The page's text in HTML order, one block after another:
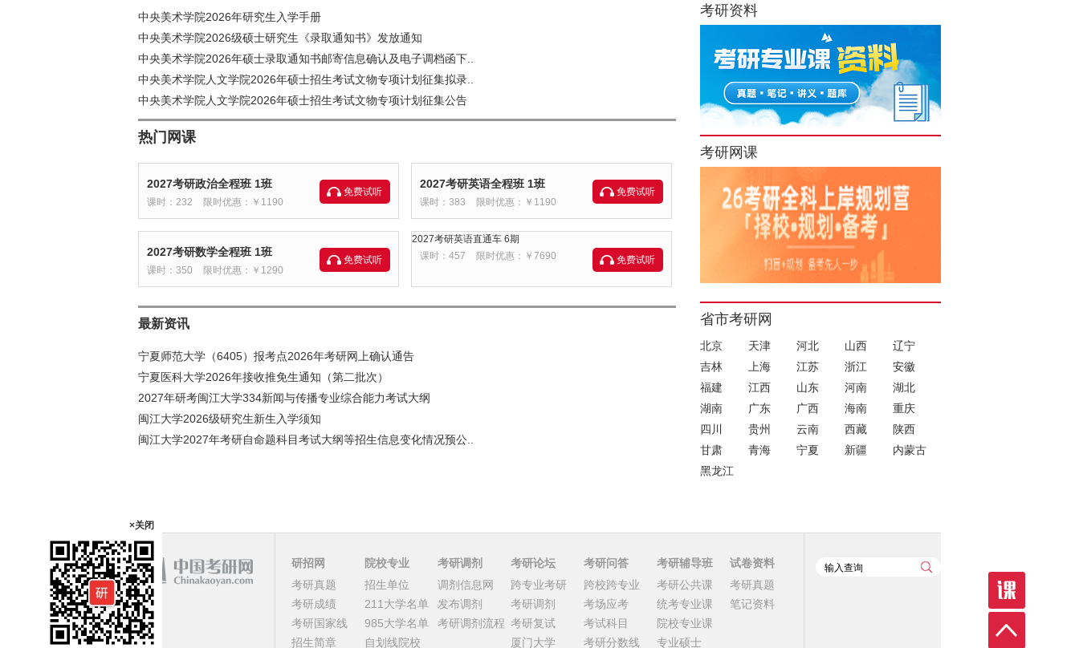
中央美术学院2026年研究生入学手册
中央美术学院2026级硕士研究生《录取通知书》发放通知
中央美术学院2026年硕士录取通知书邮寄信息确认及电子调档函下..
中央美术学院人文学院2026年硕士招生考试文物专项计划征集拟录..
中央美术学院人文学院2026年硕士招生考试文物专项计划征集公告
热门网课
2027考研政治全程班 1班
课时：232 限时优惠：￥1190
免费试听
2027考研英语全程班 1班
课时：383 限时优惠：￥1190
免费试听
2027考研数学全程班 1班
课时：350 限时优惠：￥1290
免费试听
2027考研英语直通车 6期
课时：457
限时优惠：￥7690 免费试听
最新资讯
宁夏师范大学（6405）报考点2026年考研网上确认通告
宁夏医科大学2026年接收推免生通知（第二批次）
2027年研考闽江大学334新闻与传播专业综合能力考试大纲
闽江大学2026级研究生新生入学须知
闽江大学2027年考研自命题科目考试大纲等招生信息变化情况预公..
考研资料
考研网课
省市考研网
北京 天津 河北 山西
辽宁
吉林
上海 江苏 浙江
安徽
福建
江西 山东 河南
湖北
湖南
广东 广西 海南
重庆
四川
贵州 云南 西藏
陕西
甘肃
青海 宁夏 新疆
内蒙古
黑龙江
研招网
考研真题
考研成绩
考研国家线
招生简章
院校专业
招生单位
211大学名单
985大学名单
自划线院校
考研调剂
调剂信息网
发布调剂
考研调剂流程
考研论坛
跨专业考研
考研调剂
考研复试
厦门大学
考研问答
跨校跨专业
考场应考
考试科目
考研分数线
考研辅导班
考研公共课
统考专业课
院校专业课
专业硕士
试卷资料
考研真题
笔记资料
×关闭
课程
顶部